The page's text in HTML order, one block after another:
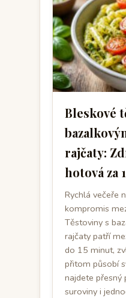
Bleskové
rajčaty:
hotová za
Rychlá večeře
kompromis
Těstoviny s
rajčaty patří
do 15 minut,
přitom působí
najdete přesný
suroviny i